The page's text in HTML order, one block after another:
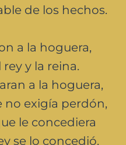
de los hechos.
a la hoguera,
y la reina.
a la hoguera,
no exigía perdón,
le concediera
se lo concedió.